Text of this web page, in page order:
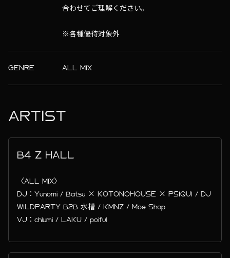
合わせてご理解ください。
※各種優待対象外
GENRE ALL MIX
ARTIST
B4 Z HALL
〈ALL MIX〉
DJ：Yunomi / Batsu × KOTONOHOUSE × PSIQUI / DJ
WILDPARTY B2B 水槽 / KMNZ / Moe Shop
VJ：chlumi / LAKU / poiful